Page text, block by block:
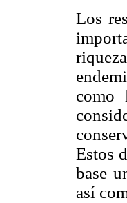
Los
como
Estos
base
así